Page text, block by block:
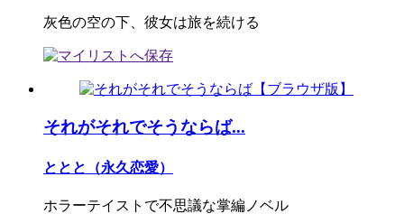
灰色の空の下、彼女は旅を続ける
それがそれでそうならば...
ととと（永久恋愛）
ホラーテイストで不思議な掌編ノベル